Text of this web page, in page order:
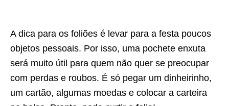
A dica para os foliões é levar para a festa poucos
objetos pessoais. Por isso, uma pochete enxuta
será muito útil para quem não quer se preocupar
com perdas e roubos. É só pegar um dinheirinho,
um cartão, algumas moedas e colocar a carteira